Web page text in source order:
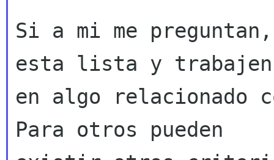
Si a mi me
esta lista y trabajen
en algo relacionado
Para otros pueden